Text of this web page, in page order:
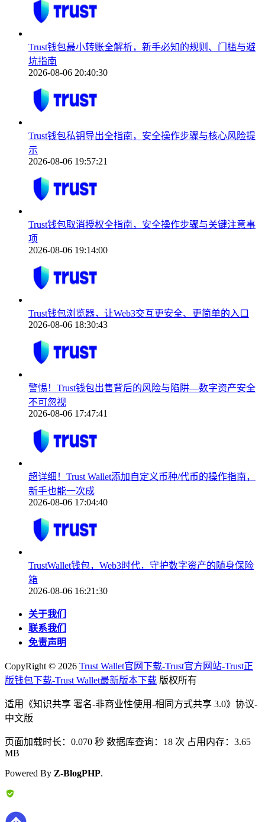
Trust钱包最小转账全解析，新手必知的规则、门槛与避
坑指南
2026-08-06 20:40:30
Trust钱包私钥导出全指南，安全操作步骤与核心风险提
示
2026-08-06 19:57:21
Trust钱包取消授权全指南，安全操作步骤与关键注意事
项
2026-08-06 19:14:00
Trust钱包浏览器，让Web3交互更安全、更简单的入口
2026-08-06 18:30:43
警惕！Trust钱包出售背后的风险与陷阱—数字资产安全
不可忽视
2026-08-06 17:47:41
超详细！Trust Wallet添加自定义币种/代币的操作指南，
新手也能一次成
2026-08-06 17:04:40
TrustWallet钱包，Web3时代，守护数字资产的随身保险
箱
2026-08-06 16:21:30
关于我们
联系我们
免责声明
CopyRight © 2026 Trust Wallet官网下载-Trust官方网站-Trust正
版钱包下载-Trust Wallet最新版本下载 版权所有
适用《知识共享 署名-非商业性使用-相同方式共享 3.0》协议-
中文版
页面加载时长：0.070 秒 数据库查询：18 次 占用内存：3.65
MB
Powered By Z-BlogPHP.